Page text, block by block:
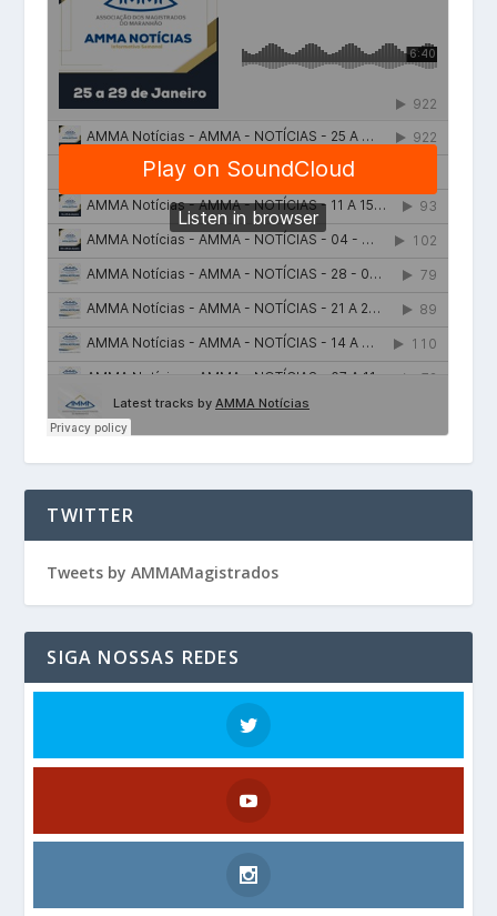
TWITTER
Tweets by AMMAMagistrados
SIGA NOSSAS REDES